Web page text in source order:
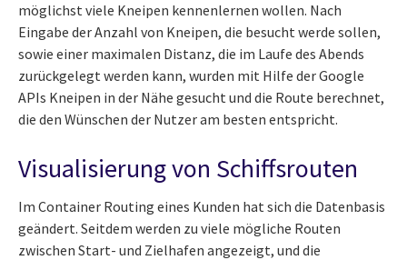
möglichst viele Kneipen kennenlernen wollen. Nach
Eingabe der Anzahl von Kneipen, die besucht werde sollen,
sowie einer maximalen Distanz, die im Laufe des Abends
zurückgelegt werden kann, wurden mit Hilfe der Google
APIs Kneipen in der Nähe gesucht und die Route berechnet,
die den Wünschen der Nutzer am besten entspricht.
Visualisierung von Schiffsrouten
Im Container Routing eines Kunden hat sich die Datenbasis
geändert. Seitdem werden zu viele mögliche Routen
zwischen Start- und Zielhafen angezeigt, und die